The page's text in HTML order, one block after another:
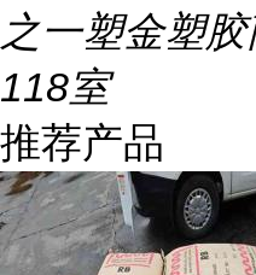
之一塑金塑
118室
推荐产品